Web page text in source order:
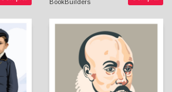
BookBuilders
Ensaios, Vol. III
Michel de Montaigne
Merleau-Ponty (prefácio)